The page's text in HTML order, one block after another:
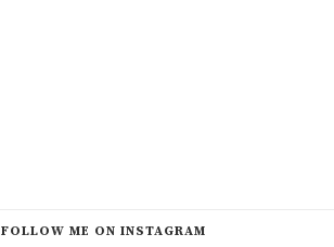
FOLLOW ME ON INSTAGRAM